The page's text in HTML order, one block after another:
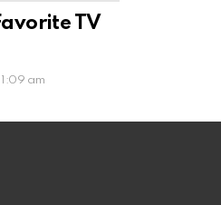
TV
am